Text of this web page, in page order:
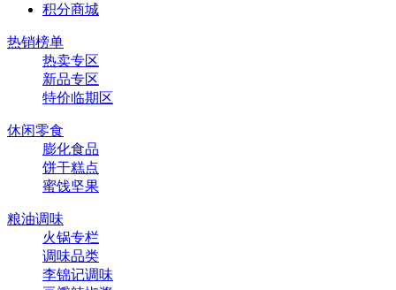
积分商城
热销榜单
热卖专区
新品专区
特价临期区
休闲零食
膨化食品
饼干糕点
蜜饯坚果
粮油调味
火锅专栏
调味品类
李锦记调味